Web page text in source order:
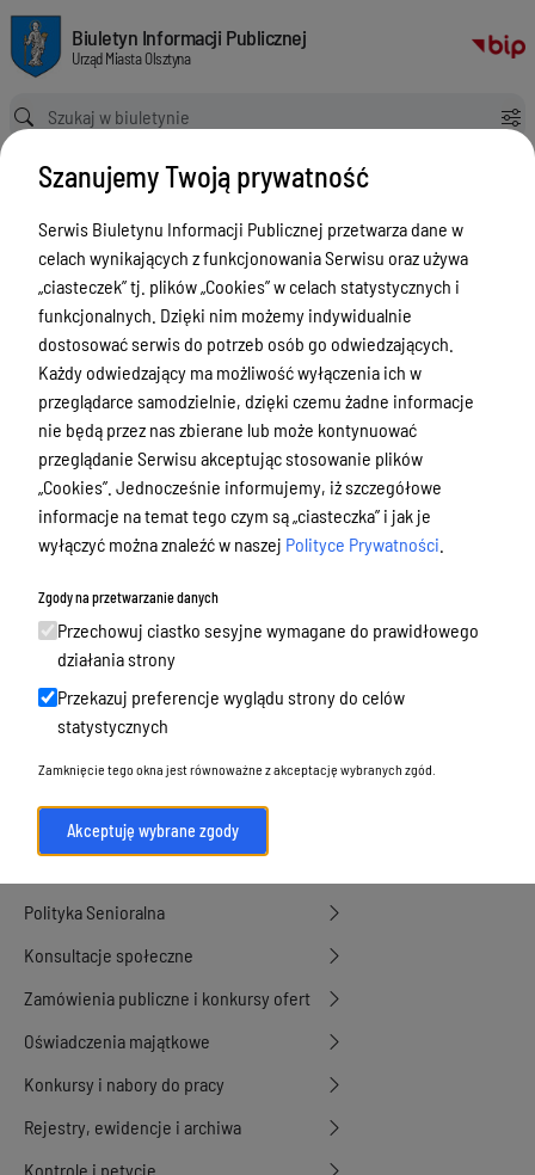
Wybory Ławników do sądów powszechnych na kadencję 2024-2027
Biuletyn Informacji Publicznej Urząd Miasta Olsztyna
Biuletyn Informacji Publicznej
Urząd Miasta Olsztyna
Ścieżka powrotu
Strona główna Wybory Ławników do sądów powszechnych na kadencję 2024-2027
Informacja o naborze kandydatów
2024-2027
Menu Przedmiotowe
ZAŁATWIANIE SPRAW
Ogłoszenia
Bezpieczeństwo
Urodzenia, małżeństwa, zgony,
meldunek, dowód, komunikacja,
działalność, alkohol
Budżet, finanse i majątek
Podatki i opłaty, umorzenia, ulgi i
dotacje
Urbanistyka, architektura i zabytki
Geodezja, sprzedaż, dzierżawa
nieruchomości
Środowisko
Strategie, programy, plany
Polityka Senioralna
Konsultacje społeczne
Zamówienia publiczne i konkursy ofert
Oświadczenia majątkowe
Konkursy i nabory do pracy
Rejestry, ewidencje i archiwa
Kontrole i petycje
Szanujemy Twoją prywatność
Serwis Biuletynu Informacji Publicznej przetwarza dane w
celach wynikających z funkcjonowania Serwisu oraz używa
„ciasteczek” tj. plików „Cookies” w celach statystycznych i
funkcjonalnych. Dzięki nim możemy indywidualnie
dostosować serwis do potrzeb osób go odwiedzających.
Każdy odwiedzający ma możliwość wyłączenia ich w
przeglądarce samodzielnie, dzięki czemu żadne informacje
nie będą przez nas zbierane lub może kontynuować
przeglądanie Serwisu akceptując stosowanie plików
„Cookies”. Jednocześnie informujemy, iż szczegółowe
informacje na temat tego czym są „ciasteczka” i jak je
wyłączyć można znaleźć w naszej Polityce Prywatności
Zgody na przetwarzanie danych
Przechowuj ciastko sesyjne wymagane do prawidłowego
działania strony
Przekazuj preferencje wyglądu strony do celów
statystycznych
Zamknięcie tego okna jest równoważne z akceptację wybranych zgód.
Akceptuję wybrane zgody